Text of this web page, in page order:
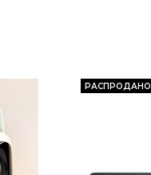
РАСПРОДАНО